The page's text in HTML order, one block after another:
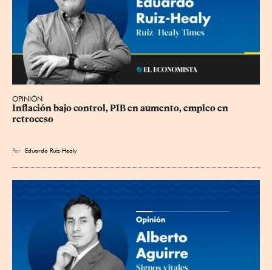
OPINIÓN
Inflación bajo control, PIB en aumento, empleo en
retroceso
Por Eduardo Ruiz-Healy